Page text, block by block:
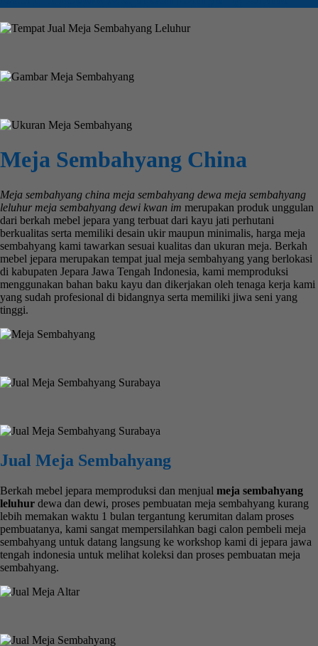
Meja Sembahyang China
Meja sembahyang china meja sembahyang dewa meja sembahyang
leluhur meja sembahyang dewi kwan im merupakan produk unggulan
dari berkah mebel jepara yang terbuat dari kayu jati perhutani
berkualitas serta memiliki desain ukir maupun minimalis, harga meja
sembahyang kami tawarkan sesuai kualitas dan ukuran meja. Berkah
mebel jepara merupakan tempat jual meja sembahyang yang berlokasi
di kabupaten Jepara Jawa Tengah Indonesia, kami memproduksi
menggunakan bahan baku kayu dan dikerjakan oleh tenaga kerja kami
yang sudah profesional di bidangnya serta memiliki jiwa seni yang
tinggi.
Jual Meja Sembahyang
Berkah mebel jepara memproduksi dan menjual meja sembahyang
leluhur dewa dan dewi, proses pembuatan meja sembahyang kurang
lebih memakan waktu 1 bulan tergantung kerumitan dalam proses
pembuatanya, kami sangat mempersilahkan bagi calon pembeli meja
sembahyang untuk datang langsung ke workshop kami di jepara jawa
tengah indonesia untuk melihat koleksi dan proses pembuatan meja
sembahyang.